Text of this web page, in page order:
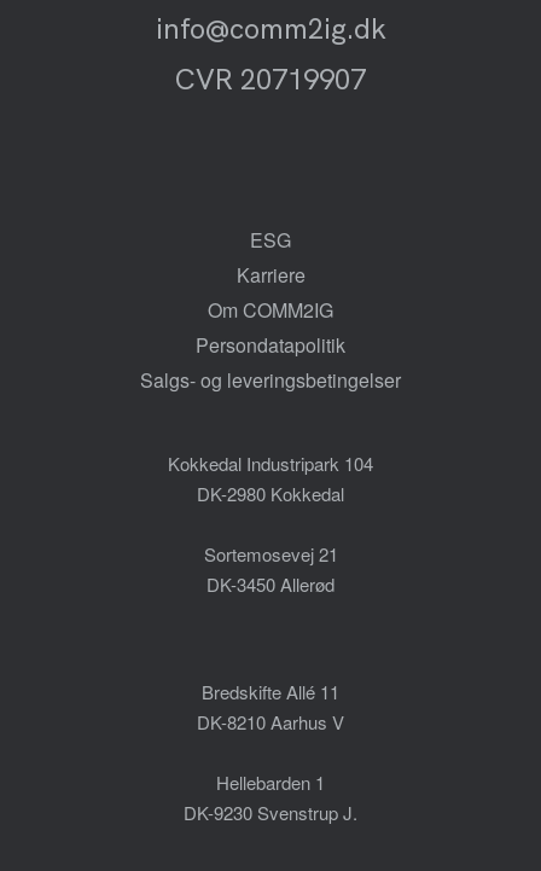
info@comm2ig.dk
CVR 20719907
ESG
Karriere
Om COMM2IG
Persondatapolitik
Salgs- og leveringsbetingelser
Kokkedal Industripark 104
DK-2980 Kokkedal
Sortemosevej 21
DK-3450 Allerød
Bredskifte Allé 11
DK-8210 Aarhus V
Hellebarden 1
DK-9230 Svenstrup J.